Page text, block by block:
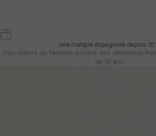
une marque espagnole depuis
Des milliers de femmes portent des vêtements
de 10 ans.